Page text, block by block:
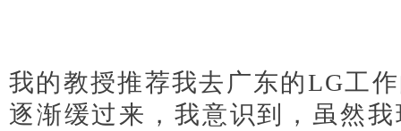
我的教授推荐我去广东的LG工
逐渐缓过来，我意识到，虽然